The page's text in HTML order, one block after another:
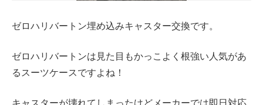
ゼロハリバートン埋め込みキャスター交換です。
ゼロハリバートンは見た目もかっこよく根強い人気があ
るスーツケースですよね！
キャスターが壊れてしまったけどメーカーでは即日対応